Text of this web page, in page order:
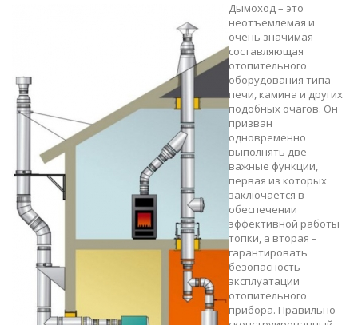
Дымоход – это
неотъемлемая и
очень значимая
составляющая
отопительного
оборудования типа
печи, камина и других
подобных очагов. Он
призван
одновременно
выполнять две
важные функции,
первая из которых
заключается в
обеспечении
эффективной работы
топки, а вторая –
гарантировать
безопасность
эксплуатации
отопительного
прибора. Правильно